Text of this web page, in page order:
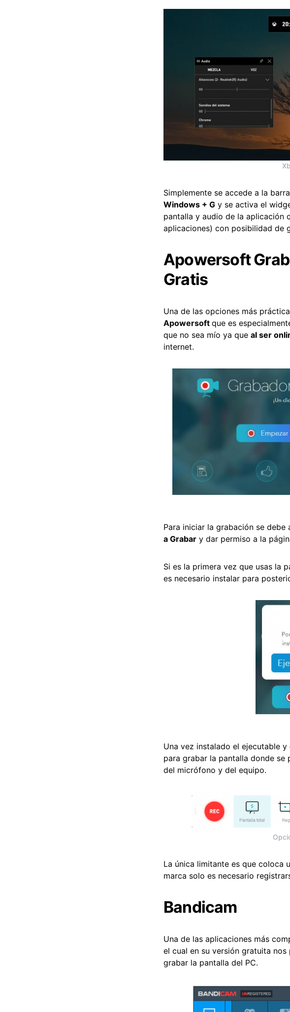
Simplemente se accede a la
Windows + G y se activa el
pantalla y audio de la aplicación
aplicaciones) con posibilidad de
Apowersoft
Gratis
Una de las opciones más
Apowersoft que es
que no sea mío ya que al ser
internet.
Para iniciar la grabación se
a Grabar y dar permiso a la
Si es la primera vez que usas la
es necesario instalar para
Una vez instalado el ejecutable
para grabar la pantalla donde se
del micrófono y del equipo.
La única limitante es que coloca
marca solo es necesario
Bandicam
Una de las aplicaciones más
el cual en su versión gratuita
grabar la pantalla del PC.